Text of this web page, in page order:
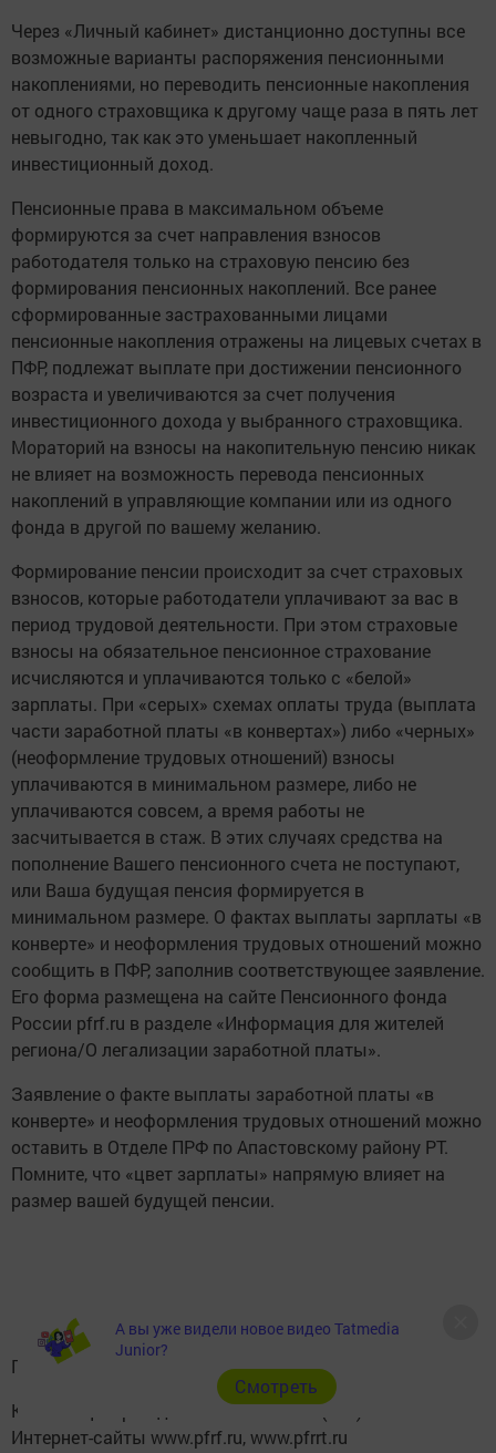
Через «Личный кабинет» дистанционно доступны все
возможные варианты распоряжения пенсионными
накоплениями, но переводить пенсионные накопления
от одного страховщика к другому чаще раза в пять лет
невыгодно, так как это уменьшает накопленный
инвестиционный доход.
Пенсионные права в максимальном объеме
формируются за счет направления взносов
работодателя только на страховую пенсию без
формирования пенсионных накоплений. Все ранее
сформированные застрахованными лицами
пенсионные накопления отражены на лицевых счетах в
ПФР, подлежат выплате при достижении пенсионного
возраста и увеличиваются за счет получения
инвестиционного дохода у выбранного страховщика.
Мораторий на взносы на накопительную пенсию никак
не влияет на возможность перевода пенсионных
накоплений в управляющие компании или из одного
фонда в другой по вашему желанию.
Формирование пенсии происходит за счет страховых
взносов, которые работодатели уплачивают за вас в
период трудовой деятельности. При этом страховые
взносы на обязательное пенсионное страхование
исчисляются и уплачиваются только с «белой»
зарплаты. При «серых» схемах оплаты труда (выплата
части заработной платы «в конвертах») либо «черных»
(неоформление трудовых отношений) взносы
уплачиваются в минимальном размере, либо не
уплачиваются совсем, а время работы не
засчитывается в стаж. В этих случаях средства на
пополнение Вашего пенсионного счета не поступают,
или Ваша будущая пенсия формируется в
минимальном размере. О фактах выплаты зарплаты «в
конверте» и неоформления трудовых отношений можно
сообщить в ПФР, заполнив соответствующее заявление.
Его форма размещена на сайте Пенсионного фонда
России pfrf.ru в разделе «Информация для жителей
региона/О легализации заработной платы».
Заявление о факте выплаты заработной платы «в
конверте» и неоформления трудовых отношений можно
оставить в Отделе ПРФ по Апастовскому району РТ.
Помните, что «цвет зарплаты» напрямую влияет на
размер вашей будущей пенсии.
Горячая линия ПФР 8 800 302 2 302
Контакт-центр Отделения ПФР по РТ (843)279-27-27
Интернет-сайты www.pfrf.ru, www.pfrrt.ru
А вы уже видели новое видео Tatmedia
Junior?
Cмотреть